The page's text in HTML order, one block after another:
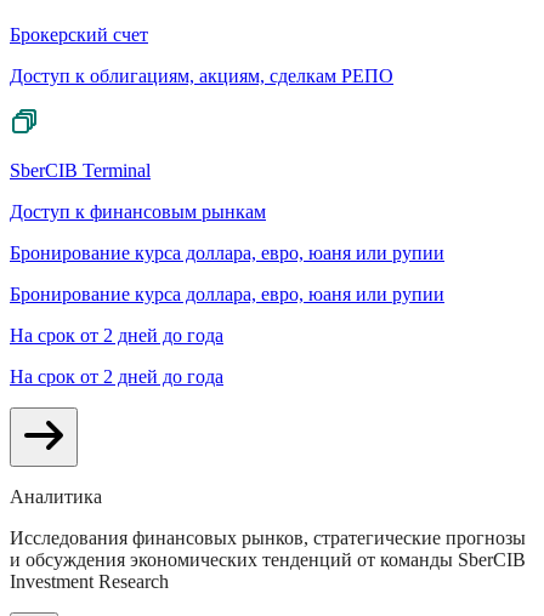
Брокерский счет
Доступ к облигациям, акциям, сделкам РЕПО
SberCIB Terminal
Доступ к финансовым рынкам
Бронирование курса доллара, евро, юаня или рупии
Бронирование курса доллара, евро, юаня или рупии
На срок от 2 дней до года
На срок от 2 дней до года
Аналитика
Исследования финансовых рынков, стратегические прогнозы
и обсуждения экономических тенденций от команды SberCIB
Investment Research